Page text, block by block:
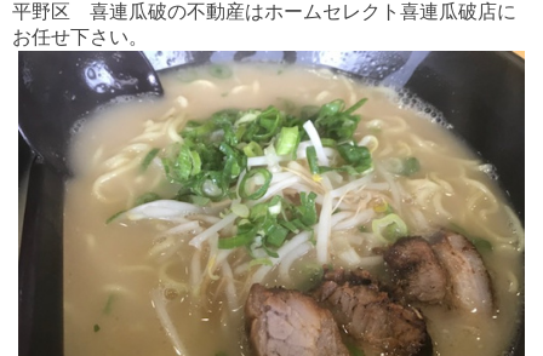
平野区 喜連瓜破の不動産はホームセレクト喜連瓜破店に
お任せ下さい。